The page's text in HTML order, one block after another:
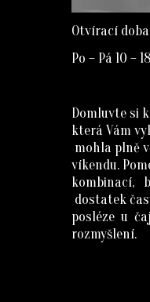
Otvírací doba
Po – Pá 10 – 18
Domluvte si
která Vám
mohla plně
víkendu.
kombinací,
dostatek
posléze u
rozmyšlení.